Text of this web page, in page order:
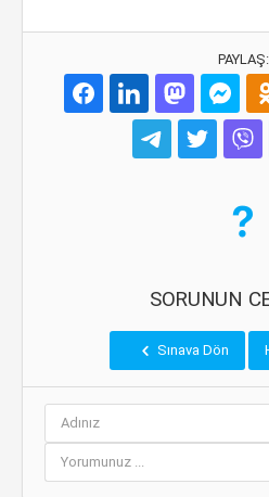
PAYLAŞ:
SORUNUN
Sınava Dön